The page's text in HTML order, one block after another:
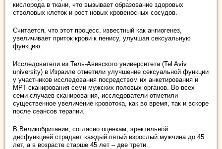
кислорода в ткани, что вызывает образование здоровых
стволовых клеток и рост новых кровеносных сосудов.
Считается, что этот процесс, известный как ангиогенез,
увеличивает приток крови к пенису, улучшая сексуальную
функцию.
Исследователи из Тель-Авивского университета (Tel Aviv
university) в Израиле отметили улучшение сексуальной функции
у участников исследования посредством их анкетирования и
МРТ-сканирования семи мужских половых органов. Во всех
семи случаев сканирования, исследователи отметили
существенное увеличение кровотока, как во время, так и вскоре
после сеансов терапии.
В Великобритании, согласно оценкам, эректильной
дисфункцией страдает каждый пятый взрослый мужчина до 45
лет, а в возрасте старше 45 лет – две трети.